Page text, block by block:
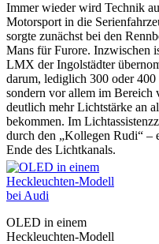
Immer wieder wird Technik
Motorsport in die
sorgte zunächst bei den
Mans für Furore. Inzwischen
LMX der Ingolstädter
darum, lediglich 300 oder
sondern vor allem im Bereich
deutlich mehr Lichtstärke an
bekommen. Im
durch den „Kollegen Rudi“ –
Ende des Lichtkanals.
OLED in einem
Heckleuchten-Modell